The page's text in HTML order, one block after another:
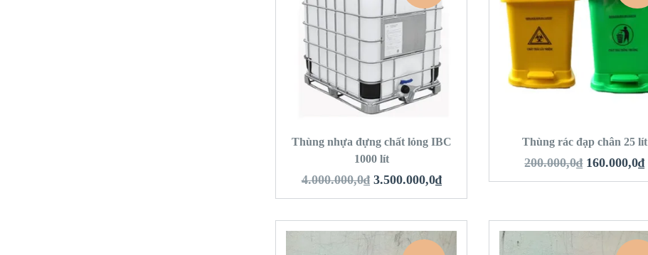
QUICK LOOK
VIEW DETAILS
THÊM VÀO GIỎ HÀNG
Thùng nhựa đựng chất lỏng IBC
1000 lít
4.000.000,0₫ 3.500.000,0₫
QUICK LOOK
VIEW DETAILS
Thùng rác đạp chân 25 lít
200.000,0₫ 160.000,0₫